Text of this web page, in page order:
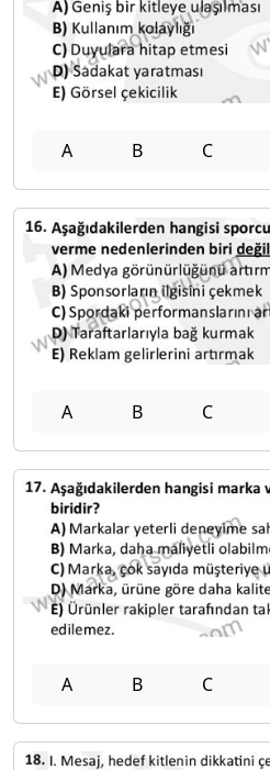
A B C
A B C
A B C